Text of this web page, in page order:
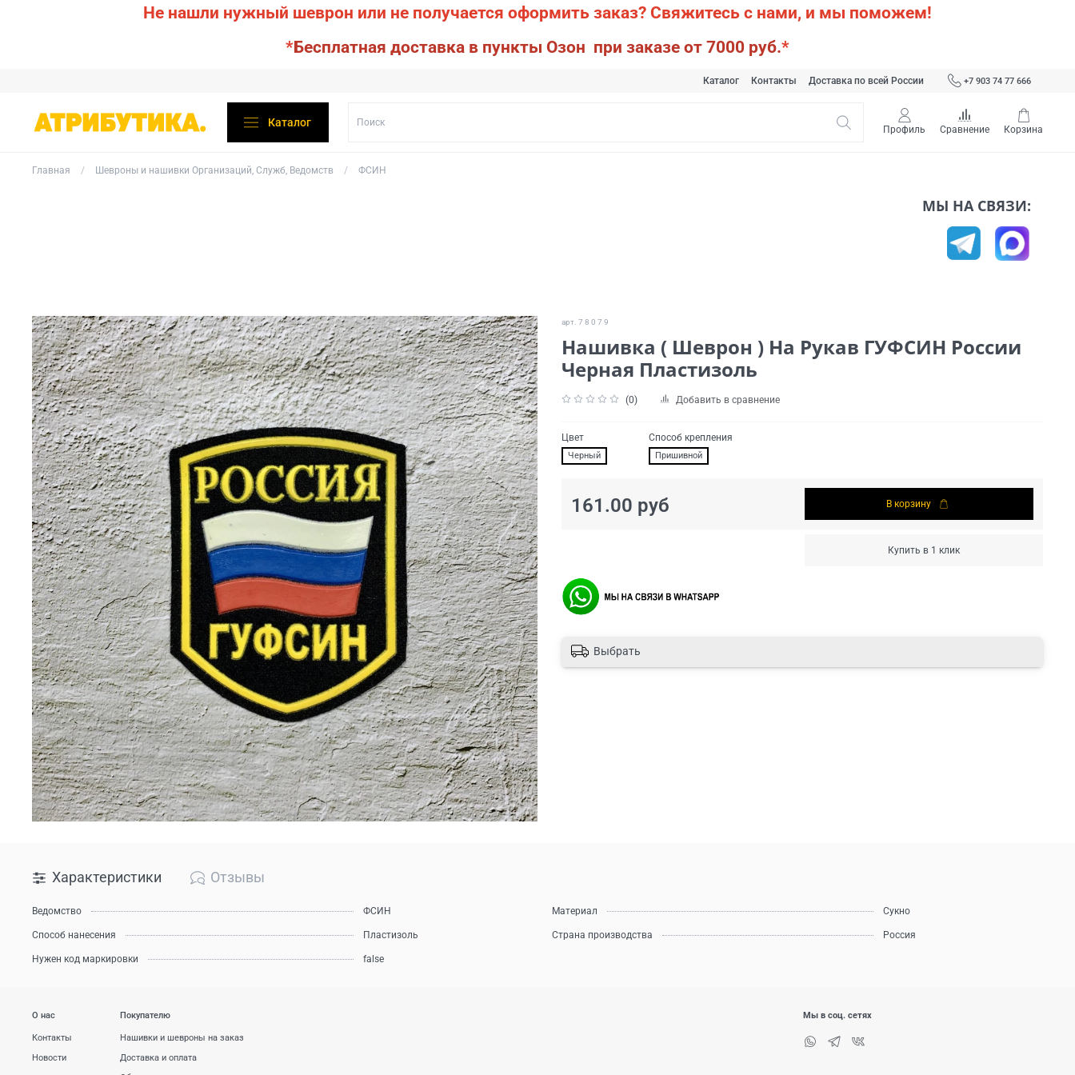
Не нашли нужный шеврон или не получается оформить заказ? Свяжитесь с нами, и мы поможем!
*Бесплатная доставка в пункты Озон при заказе от 7000 руб.*
Каталог Контакты Доставка по всей России +7 903 74 77 666
Каталог
Профиль Сравнение Корзина
Главная Шевроны и нашивки Организаций, Служб, Ведомств ФСИН
МЫ НА СВЯЗИ:
арт. 7 8 0 7 9
Нашивка ( Шеврон ) На Рукав ГУФСИН России
Черная Пластизоль
(0) Добавить в сравнение
Цвет
Черный
Способ крепления
Пришивной
161.00 руб В корзину
Купить в 1 клик
Выбрать
Характеристики Отзывы
Ведомство ФСИН Материал Сукно
Способ нанесения Пластизоль Страна производства Россия
Нужен код маркировки false
О нас
Контакты
Новости
Покупателю
Нашивки и шевроны на заказ
Доставка и оплата
Мы в соц. сетях